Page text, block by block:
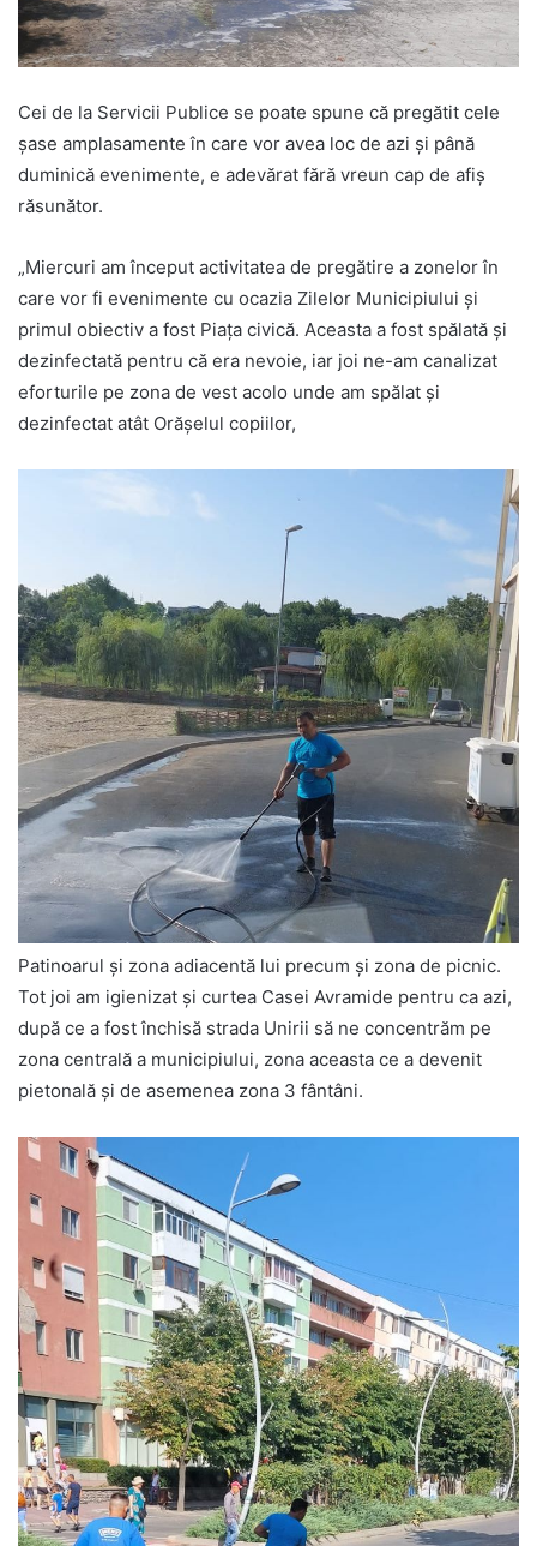
Cei de la Servicii Publice se poate spune că pregătit cele
şase amplasamente în care vor avea loc de azi şi până
duminică evenimente, e adevărat fără vreun cap de afiş
răsunător.
„Miercuri am început activitatea de pregătire a zonelor în
care vor fi evenimente cu ocazia Zilelor Municipiului şi
primul obiectiv a fost Piaţa civică. Aceasta a fost spălată şi
dezinfectată pentru că era nevoie, iar joi ne-am canalizat
eforturile pe zona de vest acolo unde am spălat şi
dezinfectat atât Orăşelul copiilor,
Patinoarul şi zona adiacentă lui precum şi zona de picnic.
Tot joi am igienizat şi curtea Casei Avramide pentru ca azi,
după ce a fost închisă strada Unirii să ne concentrăm pe
zona centrală a municipiului, zona aceasta ce a devenit
pietonală şi de asemenea zona 3 fântâni.